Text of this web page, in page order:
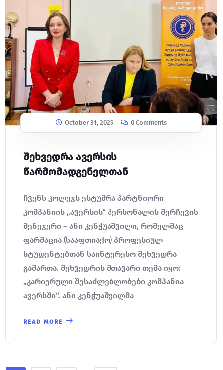
October 31, 2025 0 Comments
შეხვედრა ავერსის
წარმომადგენელთან
ჩვენს კოლეჯს ესტუმრა პარტნიორი
კომპანიის „ავერსის“ პერსონალის შერჩევის
მენეჯერი – ანი კენჭუაშვილი, რომელმაც
ფარმაცია (სააფთიაქო) პროფესიულ
სტუდენტებთან საინტერესო შეხვედრა
გამართა. შეხვედრის მთავარი თემა იყო:
„კარიერული შესაძლებლობები კომპანია
ავერსში“. ანი კენჭუაშვილმა
READ MORE